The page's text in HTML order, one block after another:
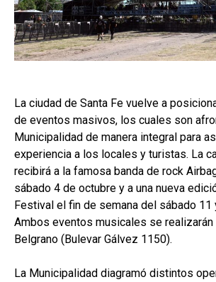
La ciudad de Santa Fe vuelve a
de eventos masivos, los cuales son
Municipalidad de manera integral para
experiencia a los locales y turistas. La
recibirá a la famosa banda de rock
sábado 4 de octubre y a una nueva
Festival el fin de semana del sábado 11
Ambos eventos musicales se realizarán
Belgrano (Bulevar Gálvez 1150).
La Municipalidad diagramó distintos